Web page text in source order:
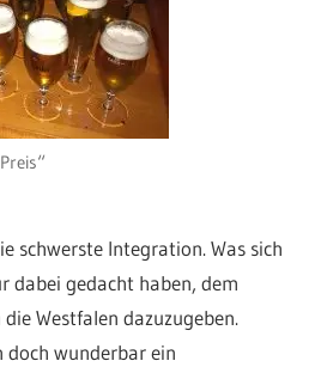
schwerste Integration. Was sich
dabei gedacht haben, dem
Westfalen dazuzugeben.
wunderbar ein